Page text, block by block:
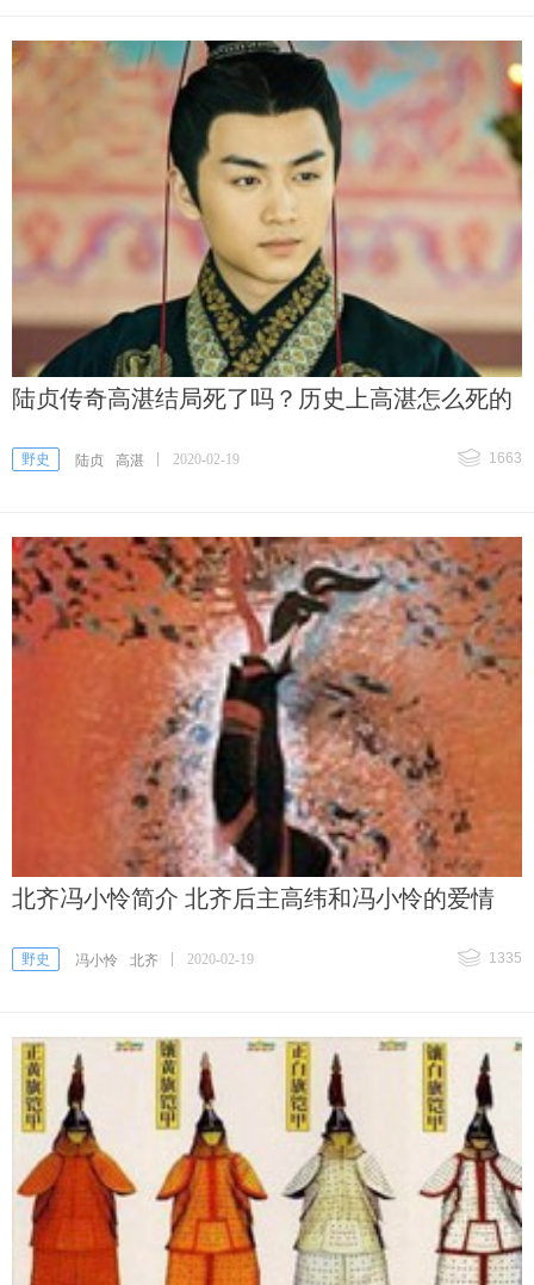
陆贞传奇高湛结局死了吗？历史上高湛怎么死的
野史 陆贞 高湛 2020-02-19 1663
北齐冯小怜简介 北齐后主高纬和冯小怜的爱情
野史 冯小怜 北齐 2020-02-19 1335